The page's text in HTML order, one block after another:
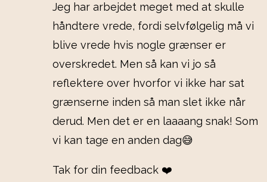
Jeg har arbejdet meget med at skulle
håndtere vrede, fordi selvfølgelig må vi
blive vrede hvis nogle grænser er
overskredet. Men så kan vi jo så
reflektere over hvorfor vi ikke har sat
grænserne inden så man slet ikke når
derud. Men det er en laaaang snak! Som
vi kan tage en anden dag😅
Tak for din feedback ❤️